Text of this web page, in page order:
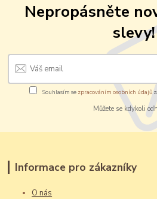
Nepropásněte
slevy!
Souhlasím se zpracováním osobních údajů
Můžete se kdykoli
Informace pro zákazníky
O nás